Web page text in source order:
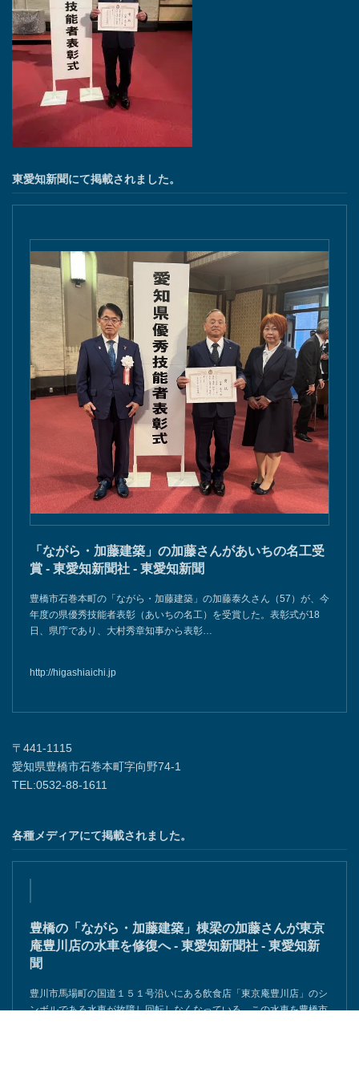
東愛知新聞にて掲載されました。
「ながら・加藤建築」の加藤さんがあいちの名工受
賞 - 東愛知新聞社 - 東愛知新聞
豊橋市石巻本町の「ながら・加藤建築」の加藤泰久さん（57）が、今
年度の県優秀技能者表彰（あいちの名工）を受賞した。表彰式が18
日、県庁であり、大村秀章知事から表彰…
http://higashiaichi.jp
〒441-1115
愛知県豊橋市石巻本町字向野74-1
TEL:0532-88-1611
各種メディアにて掲載されました。